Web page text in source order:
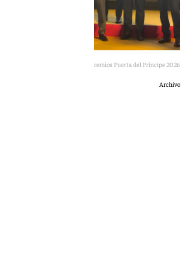
Premios Puerta del Príncipe 2026
Archivo